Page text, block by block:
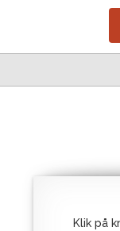
Klik på